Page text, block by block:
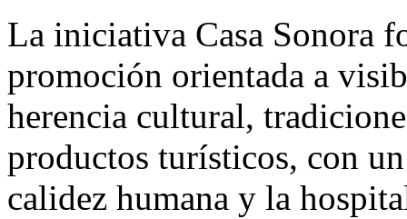
La iniciativa Casa Sonora
promoción orientada a
herencia cultural,
productos turísticos, con
calidez humana y la